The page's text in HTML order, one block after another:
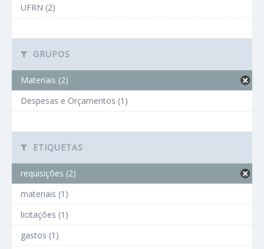
UFRN (2)
GRUPOS
Materiais (2)
Despesas e Orçamentos (1)
ETIQUETAS
requisições (2)
materiais (1)
licitações (1)
gastos (1)